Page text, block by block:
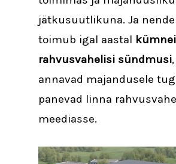
jätkusuutlikuna. Ja
toimub igal aastal
rahvusvahelisi sündmusi
annavad majandusele
panevad linna
meediasse.